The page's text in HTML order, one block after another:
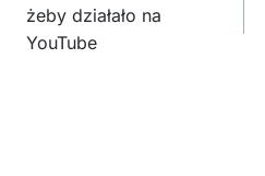
żeby działało na
YouTube